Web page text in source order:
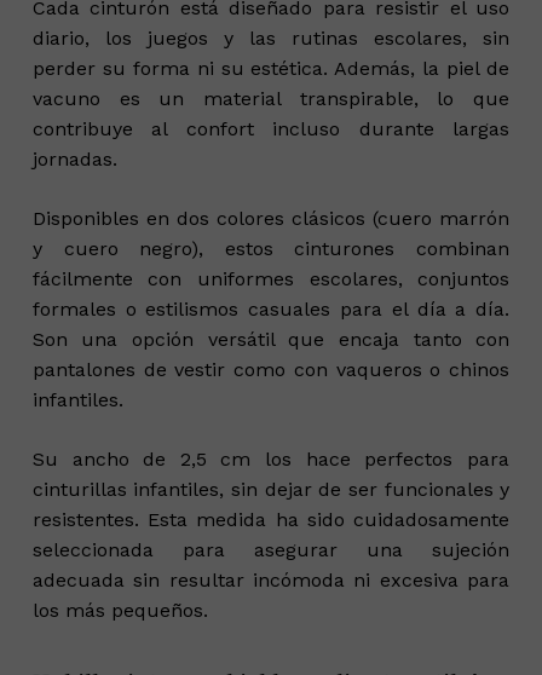
Cada cinturón está diseñado para resistir el uso
diario, los juegos y las rutinas escolares, sin
perder su forma ni su estética. Además, la piel de
vacuno es un material transpirable, lo que
contribuye al confort incluso durante largas
jornadas.
Disponibles en dos colores clásicos (cuero marrón
y cuero negro), estos cinturones combinan
fácilmente con uniformes escolares, conjuntos
formales o estilismos casuales para el día a día.
Son una opción versátil que encaja tanto con
pantalones de vestir como con vaqueros o chinos
infantiles.
Su ancho de 2,5 cm los hace perfectos para
cinturillas infantiles, sin dejar de ser funcionales y
resistentes. Esta medida ha sido cuidadosamente
seleccionada para asegurar una sujeción
adecuada sin resultar incómoda ni excesiva para
los más pequeños.